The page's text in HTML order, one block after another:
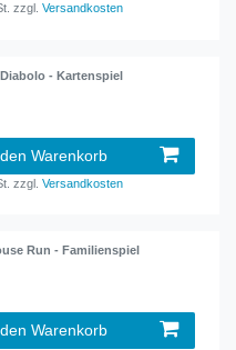
zzgl.Versandkosten
- Kartenspiel
Warenkorb
zzgl.Versandkosten
Run - Familienspiel
Warenkorb